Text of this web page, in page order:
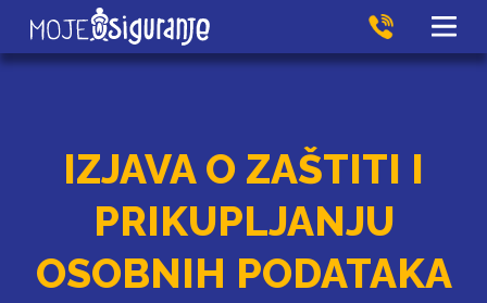
IZJAVA O ZAŠTITI I
PRIKUPLJANJU
OSOBNIH PODATAKA